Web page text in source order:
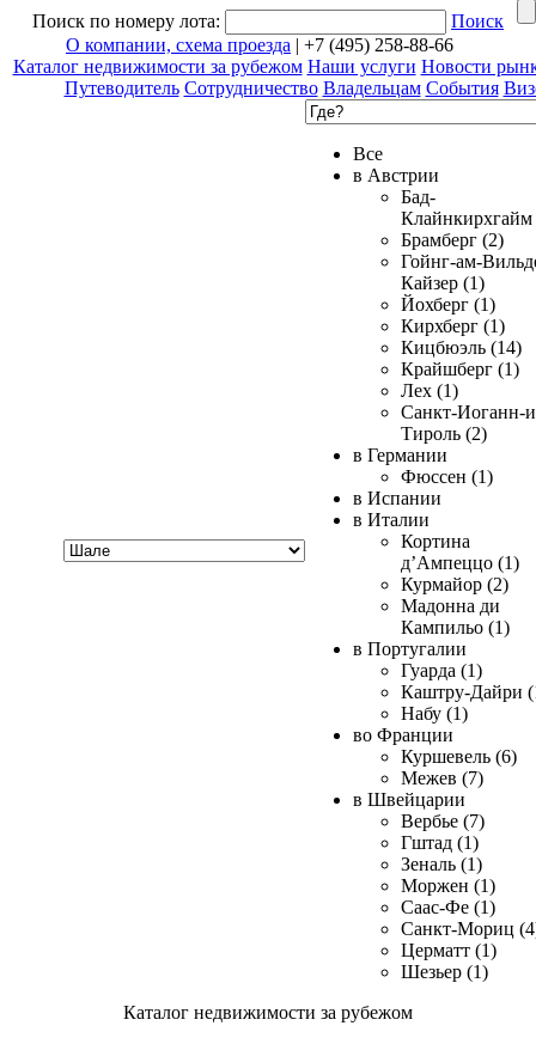
Поиск по номеру лота:
Поиск
О компании, схема проезда | +7 (495) 258-88-66
Каталог недвижимости за рубежом Наши услуги Новости
Путеводитель Сотрудничество Владельцам События
Все
в Австрии
Бад-
Клайнкирхгайм
Брамберг (2)
Гойнг-ам-
Кайзер (1)
Йохберг (1)
Кирхберг (1)
Кицбюэль (14)
Крайшберг (1)
Лех (1)
Санкт-Иоганн-
Тироль (2)
в Германии
Фюссен (1)
в Испании
в Италии
Кортина
д’Ампеццо (1)
Курмайор (2)
Мадонна ди
Кампильо (1)
в Португалии
Гуарда (1)
Каштру-Дайри
Набу (1)
во Франции
Куршевель (6)
Межев (7)
в Швейцарии
Вербье (7)
Гштад (1)
Зеналь (1)
Моржен (1)
Саас-Фе (1)
Санкт-Мориц
Церматт (1)
Шезьер (1)
Каталог недвижимости за рубежом